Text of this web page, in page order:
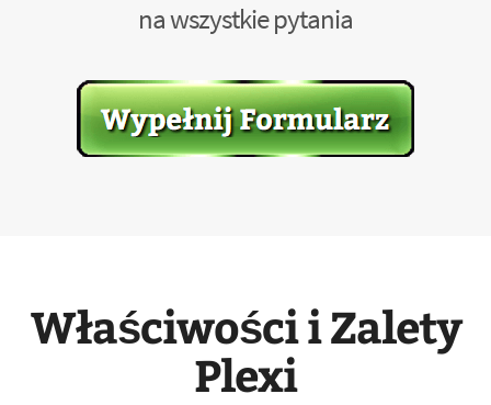
na wszystkie pytania
Właściwości i Zalety
Plexi